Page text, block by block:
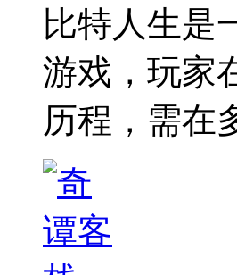
比特人生是
游戏，玩家
历程，需在